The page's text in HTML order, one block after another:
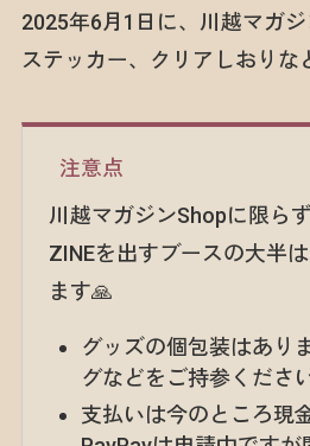
2025年6月1日に、川越マガ
ステッカー、クリアしおりな
注意点
川越マガジンShopに限ら
ZINEを出すブースの大半
ます🙏
グッズの個包装はあり
グなどをご持参ください
支払いは今のところ現